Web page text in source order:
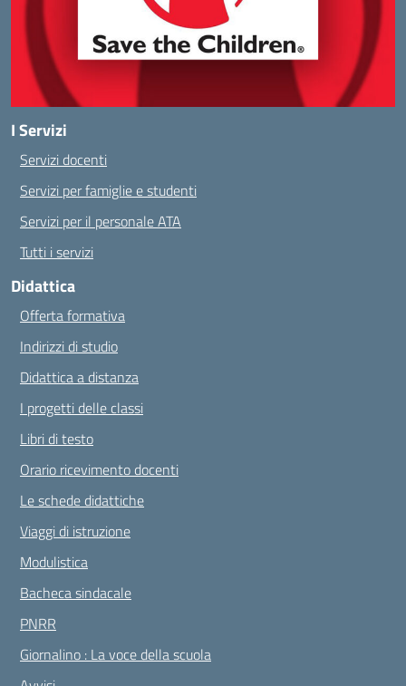
I Servizi
Servizi docenti
Servizi per famiglie e studenti
Servizi per il personale ATA
Tutti i servizi
Didattica
Offerta formativa
Indirizzi di studio
Didattica a distanza
I progetti delle classi
Libri di testo
Orario ricevimento docenti
Le schede didattiche
Viaggi di istruzione
Modulistica
Bacheca sindacale
PNRR
Giornalino : La voce della scuola